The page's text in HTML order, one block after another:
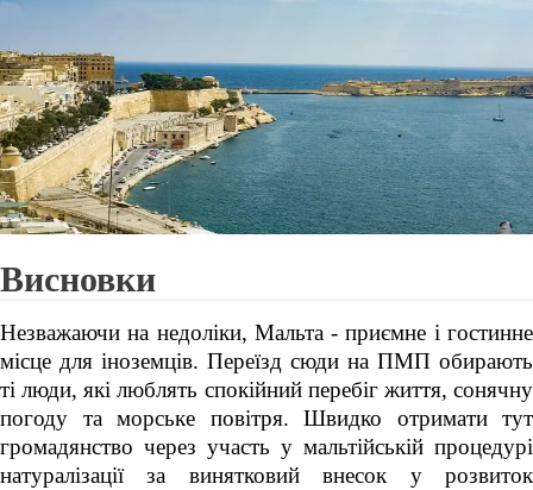
Висновки
Незважаючи на недоліки, Мальта - приємне і гостинне
місце для іноземців. Переїзд сюди на ПМП обирають
ті люди, які люблять спокійний перебіг життя, сонячну
погоду та морське повітря. Швидко отримати тут
громадянство через участь у мальтійській процедурі
натуралізації за винятковий внесок у розвиток